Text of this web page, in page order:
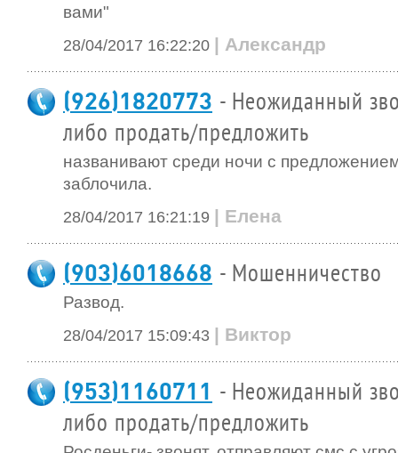
вами"
28/04/2017 16:22:20 | Александр
(926)1820773 - Неожиданный
либо продать/предложить
названивают среди ночи с
заблочила.
28/04/2017 16:21:19 | Елена
(903)6018668 - Мошенничество
Развод.
28/04/2017 15:09:43 | Виктор
(953)1160711 - Неожиданный
либо продать/предложить